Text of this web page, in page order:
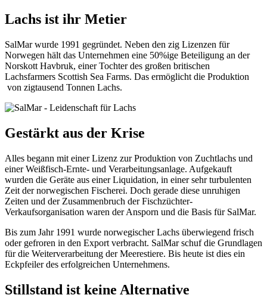
Lachs ist ihr Metier
SalMar wurde 1991 gegründet. Neben den zig Lizenzen für
Norwegen hält das Unternehmen eine 50%ige Beteiligung an der
Norskott Havbruk, einer Tochter des großen britischen
Lachsfarmers Scottish Sea Farms. Das ermöglicht die Produktion
von zigtausend Tonnen Lachs.
Gestärkt aus der Krise
Alles begann mit einer Lizenz zur Produktion von Zuchtlachs und
einer Weißfisch-Ernte- und Verarbeitungsanlage. Aufgekauft
wurden die Geräte aus einer Liquidation, in einer sehr turbulenten
Zeit der norwegischen Fischerei. Doch gerade diese unruhigen
Zeiten und der Zusammenbruch der Fischzüchter-
Verkaufsorganisation waren der Ansporn und die Basis für SalMar.
Bis zum Jahr 1991 wurde norwegischer Lachs überwiegend frisch
oder gefroren in den Export verbracht. SalMar schuf die Grundlagen
für die Weiterverarbeitung der Meerestiere. Bis heute ist dies ein
Eckpfeiler des erfolgreichen Unternehmens.
Stillstand ist keine Alternative